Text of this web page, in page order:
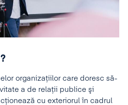
organizaţiilor care doresc să-
a de relaţii publice şi
cu exteriorul în cadrul